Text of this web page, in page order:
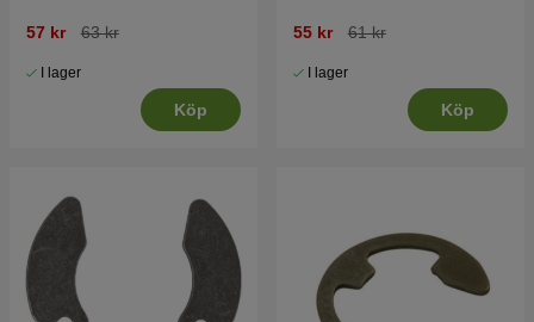
57 kr 63 kr
I lager
Köp
55 kr 61 kr
I lager
Köp